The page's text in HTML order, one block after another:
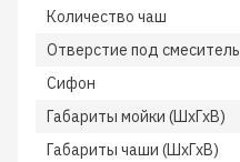
Количество чаш
Отверстие под смеситель
Сифон
Габариты мойки (ШхГхВ)
Габариты чаши (ШхГхВ)